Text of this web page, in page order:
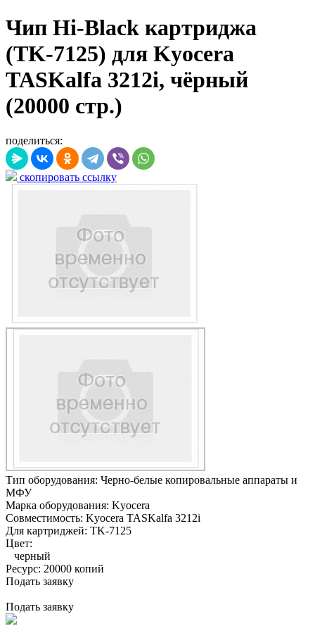
Чип Hi-Black картриджа
(TK-7125) для Kyocera
TASKalfa 3212i, чёрный
(20000 стр.)
поделиться:
скопировать ссылку
Тип оборудования: Черно-белые копировальные аппараты и
МФУ
Марка оборудования: Kyocera
Совместимость: Kyocera TASKalfa 3212i
Для картриджей: TK-7125
Цвет:
черный
Ресурс: 20000 копий
Подать заявку
Подать заявку